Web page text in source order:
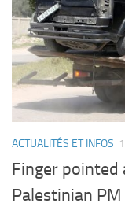
ACTUALITÉS ET INFOS
Finger pointed
Palestinian